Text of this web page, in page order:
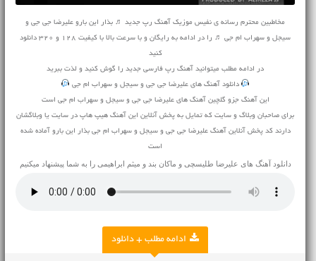
مخاطبین محترم رسانه ی نفیس موزیک آهنگ رپ جدید ♬ بذار این بارو علیرضا جی جی و
سیجل و سهراب ام جی ♬ را در ادامه به رایگان و با سرعت بالا با کیفیت 128 و 320 دانلود
کنید
در ادامه مطلب میتوانید آهنگرپ فارسی جدید را گوش کنید و لذت ببرید
دانلود آهنگ های علیرضا جی جی و سیجل و سهراب ام جی
این آهنگ جزو گلچین آهنگ های علیرضا جی جی و سیجل و سهراب ام جی است
برای صاحبان وبلاگ و سایت که تمایل به پخش آنلاین این آهنگ هیپ هاپ در سایت یا وبلاگشان
دارند کد پخش آنلاین آهنگ علیرضا جی جی و سیجل و سهراب ام جی بذار این بارو آماده شده
است
دانلود آهنگ های علیرضا طلیسچی و ماکان بند و میثم ابراهیمی را به شما پیشنهاد میکنیم
ادامه مطلب + دانلود